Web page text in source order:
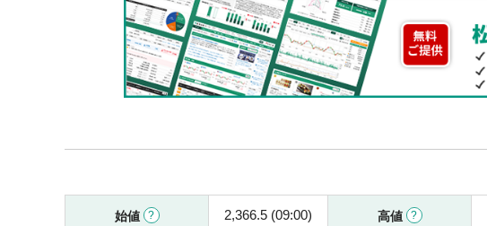
始値 2,366.5 (09:00) 高値